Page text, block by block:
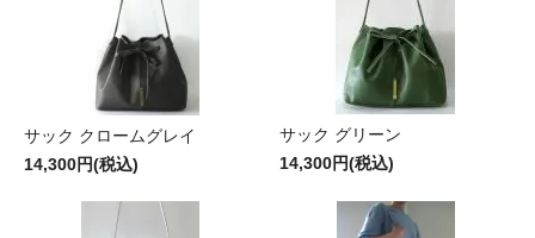
サック クロームグレイ
14,300円(税込)
サック グリーン
14,300円(税込)